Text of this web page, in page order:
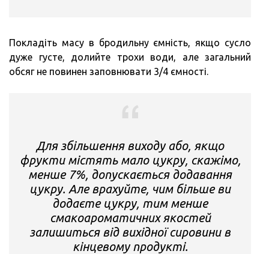
Покладіть масу в бродильну ємність, якщо сусло
дуже густе, долийте трохи води, але загальний
обсяг не повинен заповнювати 3/4 ємності.
Для збільшення виходу або, якщо
фрукти містять мало цукру, скажімо,
менше 7%, допускається додавання
цукру. Але врахуйте, чим більше ви
додаєте цукру, тим менше
смакоароматичних якостей
залишиться від вихідної сировини в
кінцевому продукті.